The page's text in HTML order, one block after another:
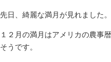
先日、綺麗な満月が見れました。
１２月の満月はアメリカの農事
そうです。